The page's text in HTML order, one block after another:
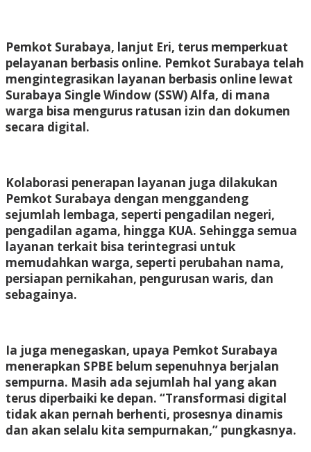
Pemkot Surabaya, lanjut Eri, terus memperkuat
pelayanan berbasis online. Pemkot Surabaya telah
mengintegrasikan layanan berbasis online lewat
Surabaya Single Window (SSW) Alfa, di mana
warga bisa mengurus ratusan izin dan dokumen
secara digital.
Kolaborasi penerapan layanan juga dilakukan
Pemkot Surabaya dengan menggandeng
sejumlah lembaga, seperti pengadilan negeri,
pengadilan agama, hingga KUA. Sehingga semua
layanan terkait bisa terintegrasi untuk
memudahkan warga, seperti perubahan nama,
persiapan pernikahan, pengurusan waris, dan
sebagainya.
Ia juga menegaskan, upaya Pemkot Surabaya
menerapkan SPBE belum sepenuhnya berjalan
sempurna. Masih ada sejumlah hal yang akan
terus diperbaiki ke depan. “Transformasi digital
tidak akan pernah berhenti, prosesnya dinamis
dan akan selalu kita sempurnakan,” pungkasnya.